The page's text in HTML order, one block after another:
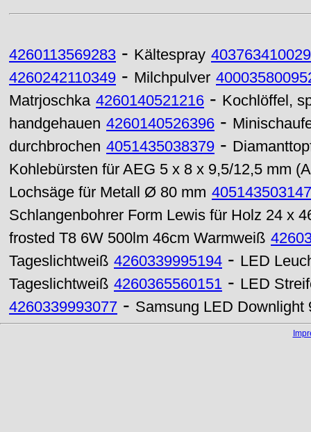
4260113569283 - Kältespray
4260242110349 - Milchpulver
Matrjoschka 4260140521216 - Kochlöffel,
handgehauen 4260140526396 -
durchbrochen 4051435038379 -
Kohlebürsten für AEG 5 x 8 x 9,5/12,5 mm
Lochsäge für Metall Ø 80 mm
Schlangenbohrer Form Lewis für Holz 24 x
frosted T8 6W 500lm 46cm Warmweiß
Tageslichtweiß 4260339995194 - LED
Tageslichtweiß 4260365560151 - LED
4260339993077 - Samsung LED